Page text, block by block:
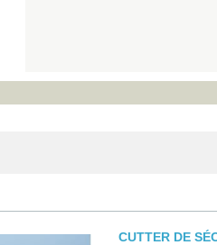
CUTTER DE